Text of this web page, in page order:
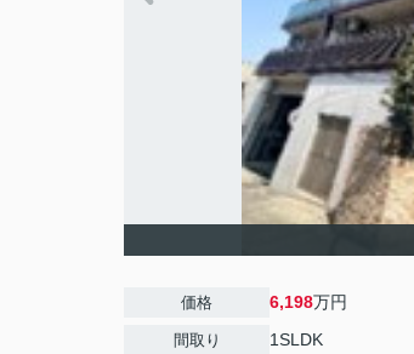
価格 6,198万円
間取り 1SLDK